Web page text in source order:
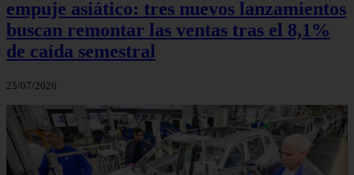
empuje asiático: tres nuevos lanzamientos
buscan remontar las ventas tras el 8,1%
de caída semestral
25/07/2026